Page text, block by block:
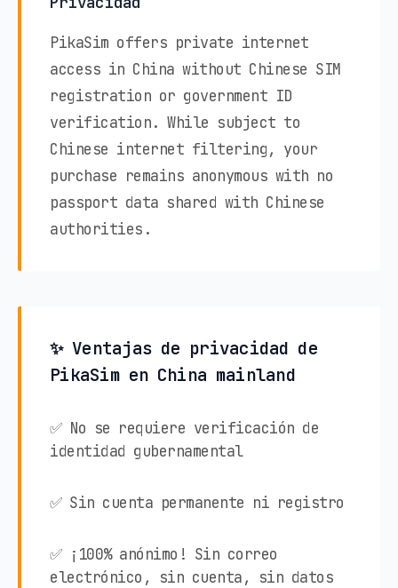
PikaSim offers private internet
access in China without Chinese SIM
registration or government ID
verification. While subject to
Chinese internet filtering, your
purchase remains anonymous with no
passport data shared with Chinese
authorities.
✨ Ventajas de privacidad de
PikaSim en China mainland
✅ No se requiere verificación de
identidad gubernamental
✅ Sin cuenta permanente ni registro
✅ ¡100% anónimo! Sin correo
electrónico, sin cuenta, sin datos